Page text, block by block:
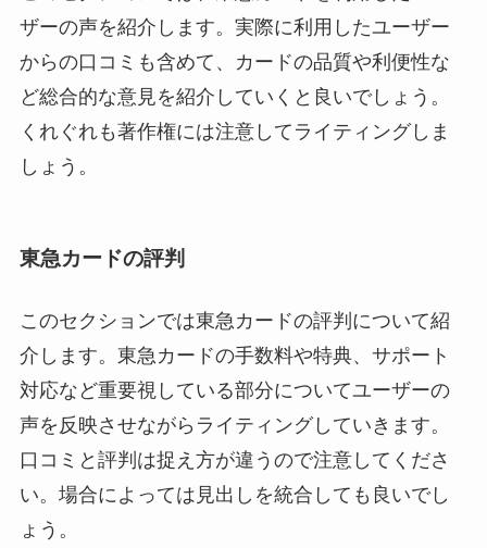
ザーの声を紹介します。実際に利用したユーザー
からの口コミも含めて、カードの品質や利便性な
ど総合的な意見を紹介していくと良いでしょう。
くれぐれも著作権には注意してライティングしま
しょう。
東急カードの評判
このセクションでは東急カードの評判について紹
介します。東急カードの手数料や特典、サポート
対応など重要視している部分についてユーザーの
声を反映させながらライティングしていきます。
口コミと評判は捉え方が違うので注意してくださ
い。場合によっては見出しを統合しても良いでし
ょう。